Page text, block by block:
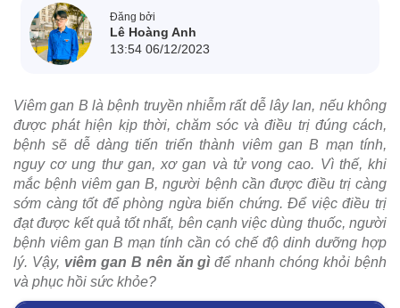
Đăng bởi
Lê Hoàng Anh
13:54 06/12/2023
Viêm gan B là bệnh truyền nhiễm rất dễ lây lan, nếu không
được phát hiện kịp thời, chăm sóc và điều trị đúng cách,
bệnh sẽ dễ dàng tiến triển thành viêm gan B mạn tính,
nguy cơ ung thư gan, xơ gan và tử vong cao. Vì thế, khi
mắc bệnh viêm gan B, người bệnh cần được điều trị càng
sớm càng tốt để phòng ngừa biến chứng. Để việc điều trị
đạt được kết quả tốt nhất, bên cạnh việc dùng thuốc, người
bệnh viêm gan B mạn tính cần có chế độ dinh dưỡng hợp
lý. Vậy, viêm gan B nên ăn gìđể nhanh chóng khỏi bệnh
và phục hồi sức khỏe?